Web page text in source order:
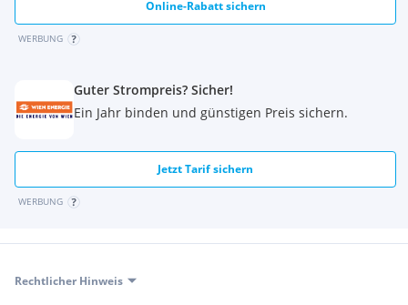
Online-Rabatt sichern
WERBUNG
Guter Strompreis? Sicher!
Ein Jahr binden und günstigen Preis sichern.
Jetzt Tarif sichern
WERBUNG
Rechtlicher Hinweis